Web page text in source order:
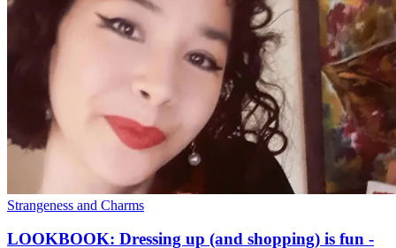
Strangeness and Charms
LOOKBOOK: Dressing up (and shopping) is fun -